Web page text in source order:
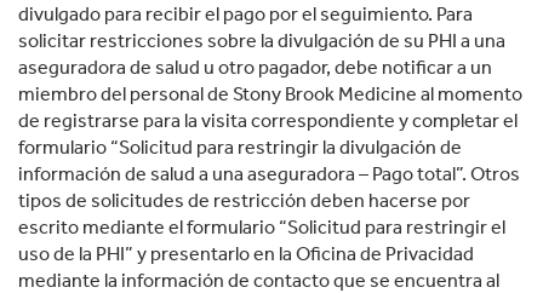
divulgado para recibir el pago por el seguimiento. Para
solicitar restricciones sobre la divulgación de su PHI a una
aseguradora de salud u otro pagador, debe notificar a un
miembro del personal de Stony Brook Medicine al momento
de registrarse para la visita correspondiente y completar el
formulario “Solicitud para restringir la divulgación de
información de salud a una aseguradora – Pago total”. Otros
tipos de solicitudes de restricción deben hacerse por
escrito mediante el formulario “Solicitud para restringir el
uso de la PHI” y presentarlo en la Oficina de Privacidad
mediante la información de contacto que se encuentra al